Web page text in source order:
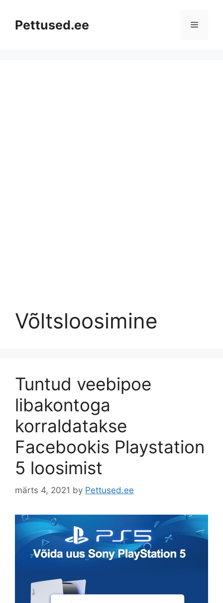
contentPettused.ee Menu
Võltsloosimine
Tuntud veebipoe
libakontoga
korraldatakse
Facebookis Playstation
5 loosimist
märts 4, 2021 by Pettused.ee